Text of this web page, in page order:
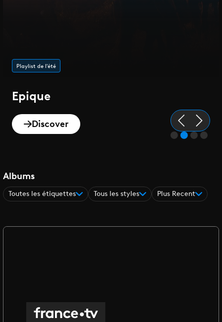
Playlist de l'été
Epique
Discover
Albums
Toutes les étiquettes Tous les styles Plus Recent